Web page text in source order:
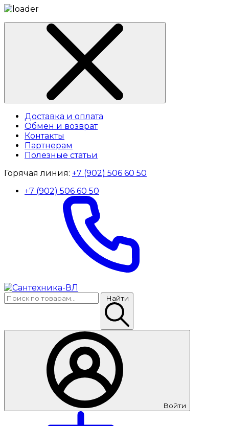
Доставка и оплата
Обмен и возврат
Контакты
Партнерам
Полезные статьи
Горячая линия: +7 (902) 506 60 50
+7 (902) 506 60 50
Найти
Войти